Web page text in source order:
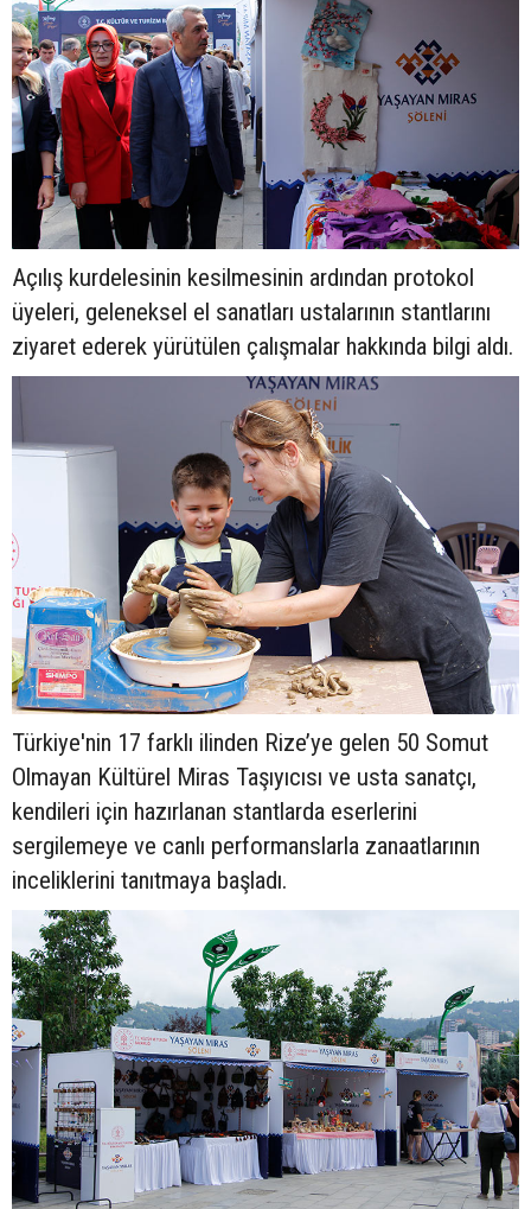
Açılış kurdelesinin kesilmesinin ardından protokol
üyeleri, geleneksel el sanatları ustalarının stantlarını
ziyaret ederek yürütülen çalışmalar hakkında bilgi aldı.
Türkiye'nin 17 farklı ilinden Rize’ye gelen 50 Somut
Olmayan Kültürel Miras Taşıyıcısı ve usta sanatçı,
kendileri için hazırlanan stantlarda eserlerini
sergilemeye ve canlı performanslarla zanaatlarının
inceliklerini tanıtmaya başladı.